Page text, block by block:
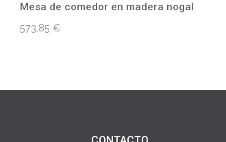
Mesa de comedor en madera nogal
573,85€